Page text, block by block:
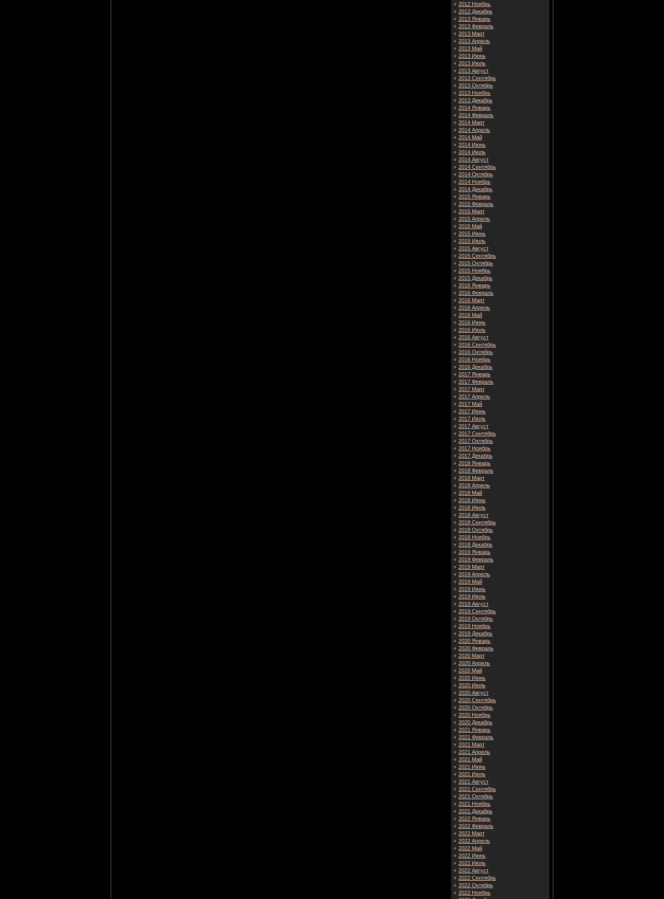
2012 Ноябрь
2012 Декабрь
2013 Январь
2013 Февраль
2013 Март
2013 Апрель
2013 Май
2013 Июнь
2013 Июль
2013 Август
2013 Сентябрь
2013 Октябрь
2013 Ноябрь
2013 Декабрь
2014 Январь
2014 Февраль
2014 Март
2014 Апрель
2014 Май
2014 Июнь
2014 Июль
2014 Август
2014 Сентябрь
2014 Октябрь
2014 Ноябрь
2014 Декабрь
2015 Январь
2015 Февраль
2015 Март
2015 Апрель
2015 Май
2015 Июнь
2015 Июль
2015 Август
2015 Сентябрь
2015 Октябрь
2015 Ноябрь
2015 Декабрь
2016 Январь
2016 Февраль
2016 Март
2016 Апрель
2016 Май
2016 Июнь
2016 Июль
2016 Август
2016 Сентябрь
2016 Октябрь
2016 Ноябрь
2016 Декабрь
2017 Январь
2017 Февраль
2017 Март
2017 Апрель
2017 Май
2017 Июнь
2017 Июль
2017 Август
2017 Сентябрь
2017 Октябрь
2017 Ноябрь
2017 Декабрь
2018 Январь
2018 Февраль
2018 Март
2018 Апрель
2018 Май
2018 Июнь
2018 Июль
2018 Август
2018 Сентябрь
2018 Октябрь
2018 Ноябрь
2018 Декабрь
2019 Январь
2019 Февраль
2019 Март
2019 Апрель
2019 Май
2019 Июнь
2019 Июль
2019 Август
2019 Сентябрь
2019 Октябрь
2019 Ноябрь
2019 Декабрь
2020 Январь
2020 Февраль
2020 Март
2020 Апрель
2020 Май
2020 Июнь
2020 Июль
2020 Август
2020 Сентябрь
2020 Октябрь
2020 Ноябрь
2020 Декабрь
2021 Январь
2021 Февраль
2021 Март
2021 Апрель
2021 Май
2021 Июнь
2021 Июль
2021 Август
2021 Сентябрь
2021 Октябрь
2021 Ноябрь
2021 Декабрь
2022 Январь
2022 Февраль
2022 Март
2022 Апрель
2022 Май
2022 Июнь
2022 Июль
2022 Август
2022 Сентябрь
2022 Октябрь
2022 Ноябрь